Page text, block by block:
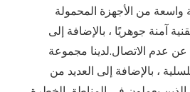
واسعة من الأجهزة المحمولة
آمنة جوهريًا ، بالإضافة إلى
عدم الاتصال.لدينا مجموعة
، بالإضافة إلى العديد من